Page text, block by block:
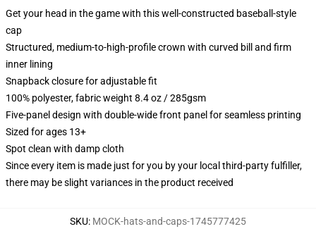
Get your head in the game with this well-constructed baseball-style
cap
Structured, medium-to-high-profile crown with curved bill and firm
inner lining
Snapback closure for adjustable fit
100% polyester, fabric weight 8.4 oz / 285gsm
Five-panel design with double-wide front panel for seamless printing
Sized for ages 13+
Spot clean with damp cloth
Since every item is made just for you by your local third-party fulfiller,
there may be slight variances in the product received
SKU: MOCK-hats-and-caps-1745777425